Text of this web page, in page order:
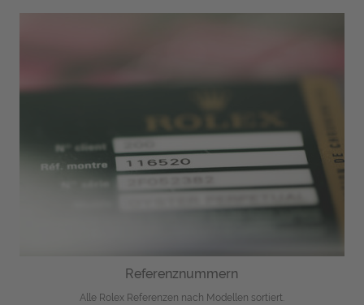
Referenznummern
Alle Rolex Referenzen nach Modellen sortiert.